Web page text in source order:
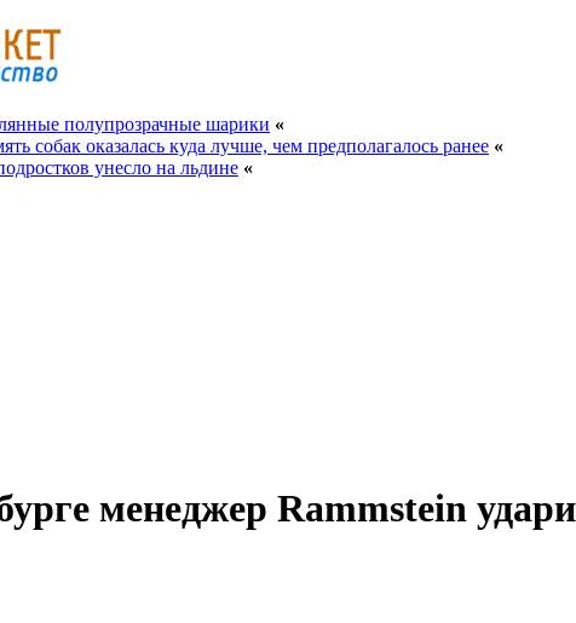
полупрозрачные шарики «
собак оказалась куда лучше, чем предполагалось ранее «
унесло на льдине «
менеджер Rammstein